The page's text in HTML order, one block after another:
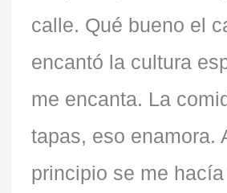
calle. Qué bueno el
encantó la cultura
me encanta. La
tapas, eso enamora.
principio se me